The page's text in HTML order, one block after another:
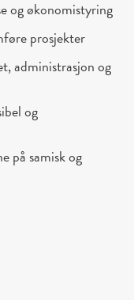
og økonomistyring
prosjekter
administrasjon og
og
på samisk og